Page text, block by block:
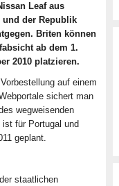
Leaf aus
und der Republik
Briten können
ab dem 1.
2010 platzieren.
auf einem
sichert man
wegweisenden
ist für Portugal und
geplant.
staatlichen